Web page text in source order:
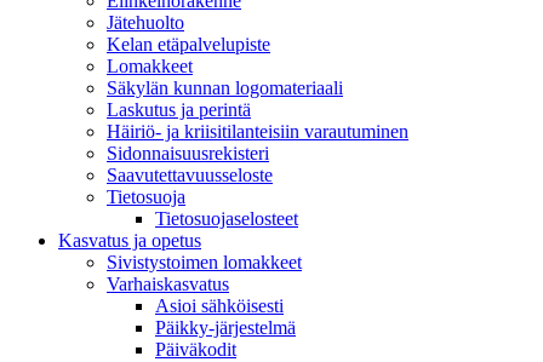
Jätehuolto
Kelan etäpalvelupiste
Lomakkeet
Säkylän kunnan logomateriaali
Laskutus ja perintä
Häiriö- ja kriisitilanteisiin varautuminen
Sidonnaisuusrekisteri
Saavutettavuusseloste
Tietosuoja
Tietosuojaselosteet
Kasvatus ja opetus
Sivistystoimen lomakkeet
Varhaiskasvatus
Asioi sähköisesti
Päikky-järjestelmä
Päiväkodit